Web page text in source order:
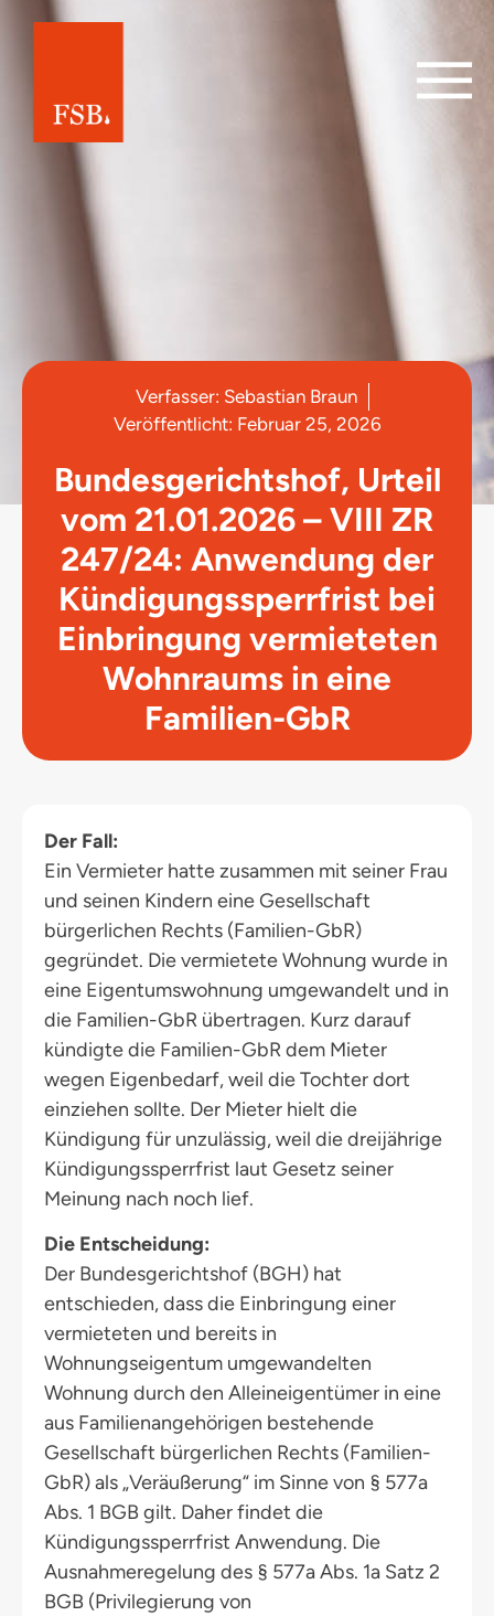
Verfasser: Sebastian Braun
Veröffentlicht: Februar 25, 2026
Bundesgerichtshof, Urteil
vom 21.01.2026 – VIII ZR
247/24: Anwendung der
Kündigungssperrfrist bei
Einbringung vermieteten
Wohnraums in eine
Familien-GbR
Der Fall:
Ein Vermieter hatte zusammen mit seiner Frau
und seinen Kindern eine Gesellschaft
bürgerlichen Rechts (Familien-GbR)
gegründet. Die vermietete Wohnung wurde in
eine Eigentumswohnung umgewandelt und in
die Familien-GbR übertragen. Kurz darauf
kündigte die Familien-GbR dem Mieter
wegen Eigenbedarf, weil die Tochter dort
einziehen sollte. Der Mieter hielt die
Kündigung für unzulässig, weil die dreijährige
Kündigungssperrfrist laut Gesetz seiner
Meinung nach noch lief.
Die Entscheidung:
Der Bundesgerichtshof (BGH) hat
entschieden, dass die Einbringung einer
vermieteten und bereits in
Wohnungseigentum umgewandelten
Wohnung durch den Alleineigentümer in eine
aus Familienangehörigen bestehende
Gesellschaft bürgerlichen Rechts (Familien-
GbR) als „Veräußerung“ im Sinne von § 577a
Abs. 1 BGB gilt. Daher findet die
Kündigungssperrfrist Anwendung. Die
Ausnahmeregelung des § 577a Abs. 1a Satz 2
BGB (Privilegierung von